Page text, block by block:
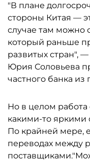
"В плане
стороны Китая —
случае там можно
который раньше
развитых стран",
Юрия Соловьева
частного банка из
Но в целом
какими-то яркими
По крайней мере,
переводах между